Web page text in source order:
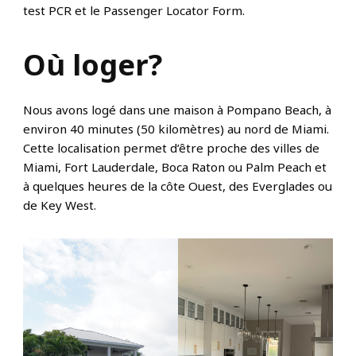
test PCR et le Passenger Locator Form.
Où loger?
Nous avons logé dans une maison à Pompano Beach, à
environ 40 minutes (50 kilomètres) au nord de Miami.
Cette localisation permet d’être proche des villes de
Miami, Fort Lauderdale, Boca Raton ou Palm Peach et
à quelques heures de la côte Ouest, des Everglades ou
de Key West.